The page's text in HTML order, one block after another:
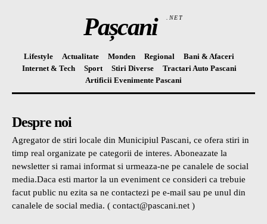
Pașcani .NET
Lifestyle Actualitate Monden Regional
Bani & Afaceri
Internet & Tech
Sport Stiri Diverse
Tractari Auto Pascani
Artificii Evenimente Pascani
Despre noi
Agregator de stiri locale din Municipiul Pascani, ce ofera stiri in
timp real organizate pe categorii de interes. Aboneazate la
newsletter si ramai informat si urmeaza-ne pe canalele de social
media.Daca esti martor la un eveniment ce consideri ca trebuie
facut public nu ezita sa ne contactezi pe e-mail sau pe unul din
canalele de social media. ( contact@pascani.net )